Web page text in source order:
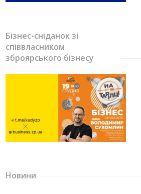
Бізнес-сніданок зі
співвласником
зброярського бізнесу
Новини